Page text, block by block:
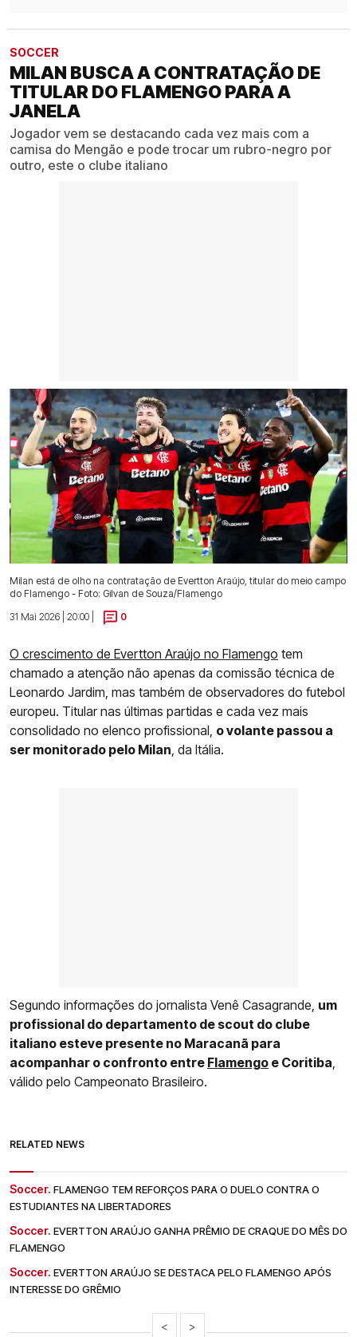
SOCCER
MILAN BUSCA A CONTRATAÇÃO DE
TITULAR DO FLAMENGO PARA A
JANELA
Jogador vem se destacando cada vez mais com a
camisa do Mengão e pode trocar um rubro-negro por
outro, este o clube italiano
Milan está de olho na contratação de Evertton Araújo, titular do meio campo
do Flamengo - Foto: Gilvan de Souza/Flamengo
31 Mai 2026 | 20:00 |
0
O crescimento de Evertton Araújo no Flamengo tem
chamado a atenção não apenas da comissão técnica de
Leonardo Jardim, mas também de observadores do futebol
europeu. Titular nas últimas partidas e cada vez mais
consolidado no elenco profissional, o volante passou a
ser monitorado pelo Milan , da Itália.
Segundo informações do jornalista Venê Casagrande, um
profissional do departamento de scout do clube
italiano esteve presente no Maracanã para
acompanhar o confronto entre Flamengo e Coritiba
válido pelo Campeonato Brasileiro.
RELATED NEWS
Soccer. FLAMENGO TEM REFORÇOS PARA O DUELO CONTRA O
ESTUDIANTES NA LIBERTADORES
Soccer. EVERTTON ARAÚJO GANHA PRÊMIO DE CRAQUE DO MÊS DO
FLAMENGO
Soccer. EVERTTON ARAÚJO SE DESTACA PELO FLAMENGO APÓS
INTERESSE DO GRÊMIO
< >